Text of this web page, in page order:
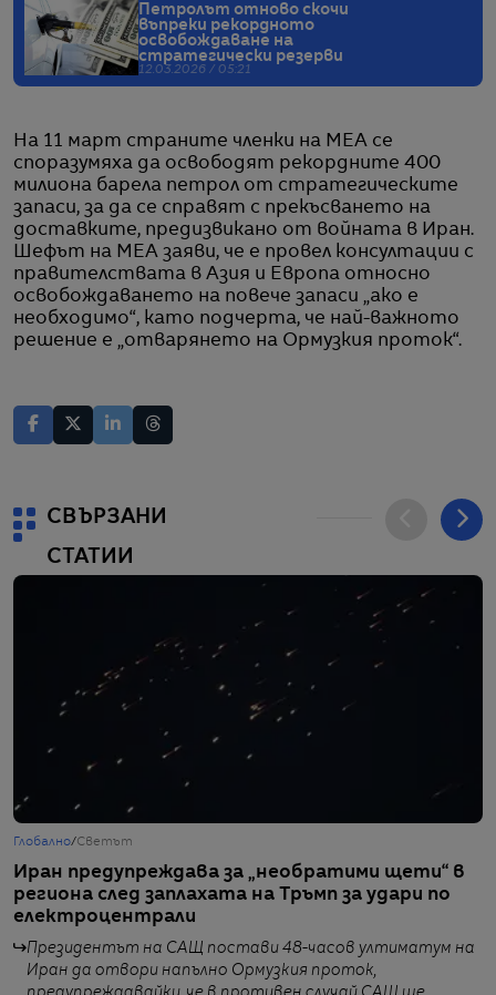
Петролът отново скочи
въпреки рекордното
освобождаване на
стратегически резерви
12.03.2026 / 05:21
На 11 март страните членки на МЕА се
споразумяха да освободят рекордните 400
милиона барела петрол от стратегическите
запаси, за да се справят с прекъсването на
доставките, предизвикано от войната в Иран.
Шефът на МЕА заяви, че е провел консултации с
правителствата в Азия и Европа относно
освобождаването на повече запаси „ако е
необходимо“, като подчерта, че най-важното
решение е „отварянето на Ормузкия проток“.
СВЪРЗАНИ
СТАТИИ
Глобално/Светът
Иран предупреждава за „необратими щети“ в
региона след заплахата на Тръмп за удари по
електроцентрали
Президентът на САЩ постави 48-часов ултиматум на
Иран да отвори напълно Ормузкия проток,